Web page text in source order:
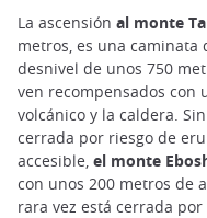
La ascensión al monte
metros, es una
desnivel de unos 750
ven recompensados con
volcánico y la caldera.
cerrada por riesgo de
accesible, el monte
con unos 200 metros de
rara vez está cerrada